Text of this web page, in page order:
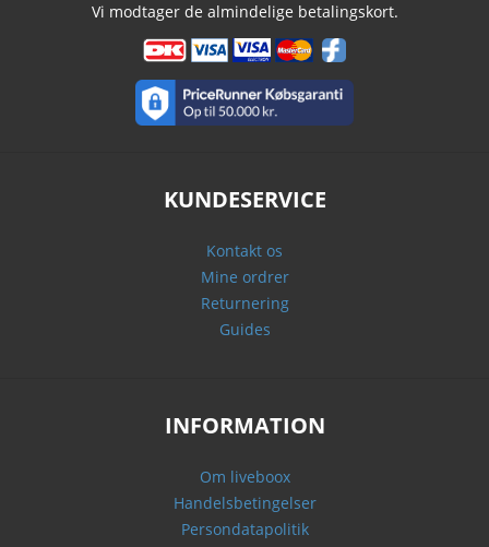
Vi modtager de almindelige betalingskort.
KUNDESERVICE
Kontakt os
Mine ordrer
Returnering
Guides
INFORMATION
Om liveboox
Handelsbetingelser
Persondatapolitik